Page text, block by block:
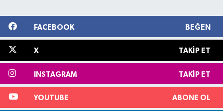
FACEBOOK BEĞEN
X TAKIP ET
INSTAGRAM TAKIP ET
YOUTUBE ABONE OL